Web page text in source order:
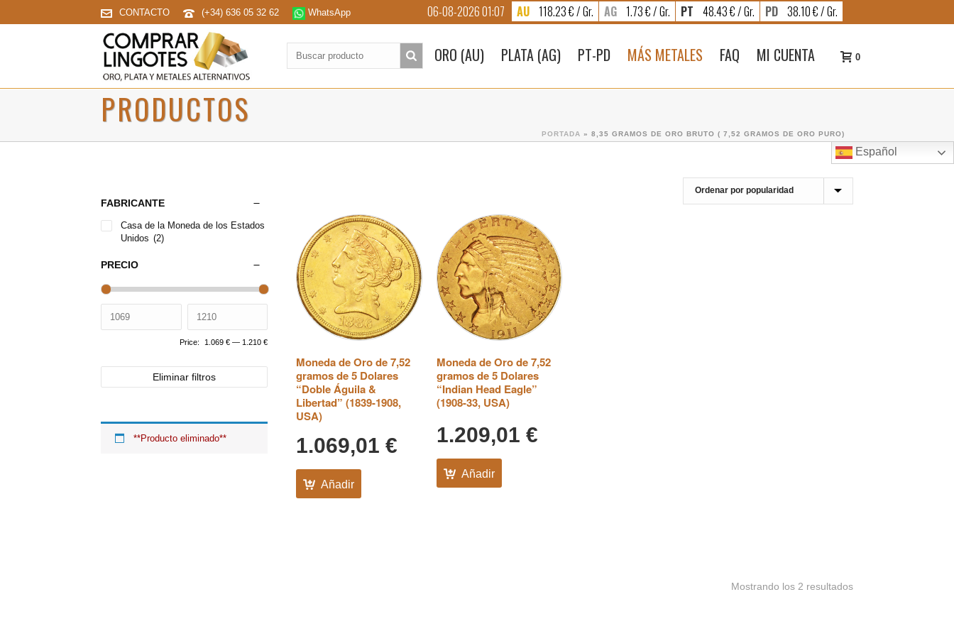
CONTACTO (+34) 636 05 32 62 WhatsApp 06-08-2026 01:07 AU 118.23 € / Gr. AG 1.73 € / Gr. PT 48.43 € / Gr. PD 38.10 € / Gr.
Buscar
producto: ORO (AU) PLATA (AG) PT-PD MÁS METALES FAQ MI CUENTA 0
PRODUCTOS
PORTADA » 8,35 GRAMOS DE ORO BRUTO ( 7,52 GRAMOS DE ORO PURO)
Español
Moneda de Oro de 7,52
gramos de 5 Dolares
“Doble Águila &
Libertad” (1839-1908,
USA)
1.069,01 €
Añadir
Moneda de Oro de 7,52
gramos de 5 Dolares
“Indian Head Eagle”
(1908-33, USA)
1.209,01 €
Añadir
Mostrando los 2 resultados
FABRICANTE
Casa de la Moneda de los Estados
Unidos (2)
PRECIO
Price: 1.069 € — 1.210 €
Eliminar filtros
**Producto eliminado**